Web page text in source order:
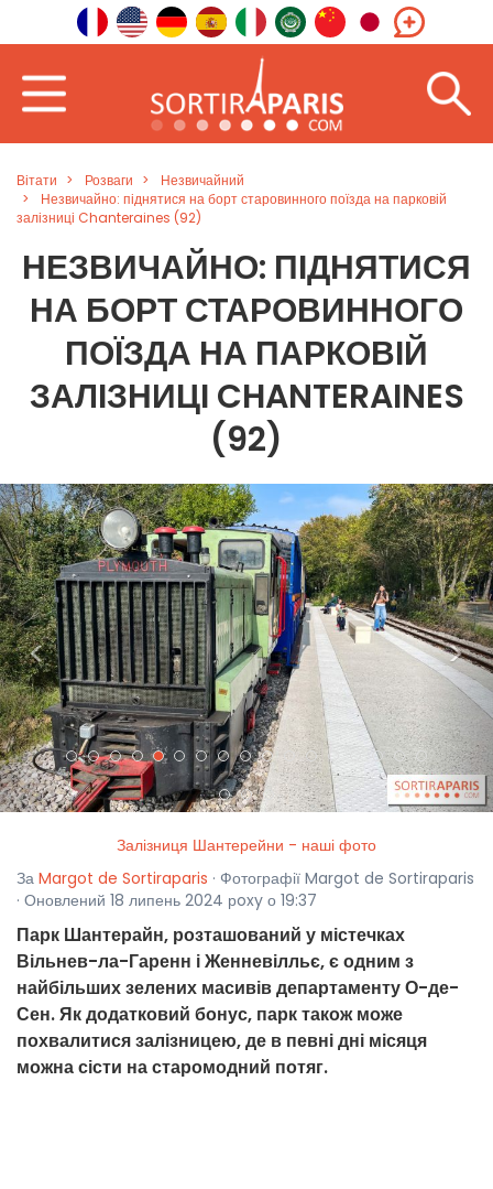
Вітати Розваги
Незвичайний
Незвичайно: піднятися на борт старовинного поїзда на парковій
залізниці Chanteraines (92)
НЕЗВИЧАЙНО: ПІДНЯТИСЯ
НА БОРТ СТАРОВИННОГО
ПОЇЗДА НА ПАРКОВІЙ
ЗАЛІЗНИЦІ CHANTERAINES
(92)
< >
Залізниця Шантерейни - наші фото
За Margot de Sortiraparis · Фотографії Margot de Sortiraparis
· Оновлений 18 липень 2024 рoxy о 19:37
Парк Шантерайн, розташований у містечках
Вільнев-ла-Гаренн і Женневілльє, є одним з
найбільших зелених масивів департаменту О-де-
Сен. Як додатковий бонус, парк також може
похвалитися залізницею, де в певні дні місяця
можна сісти на старомодний потяг.